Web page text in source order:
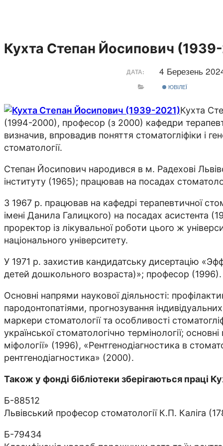
Кухта Степан Йосипович
ДАТА: 4 Березень
ЮВІЛЕЇ
Кухта
(1994-2000), професор (з 2000) кафедри
визначив, впровадив поняття стоматогліфіки і
стоматології.
Степан Йосипович народився в м. Радехові
інституту (1965); працював на посадах
З 1967 р. працював на кафедрі терапевтичної
імені Данила Галицкого) на посадах асистента
проректор із лікувальної роботи цього ж
національного університету.
У 1971 р. захистив кандидатську дисертацію
детей дошкольного возраста)»; професор (1996).
Основні напрями наукової діяльності:
пародонтопатіями, прогнозування
маркери стоматології та особливості
української стоматологічно термінології;
міфології» (1996), «Рентгенодіагностика в
рентгенодіагностика» (2000).
Також у фонді бібліотеки зберігаються праці
Б-88512
Львівський професор стоматології К.П. Каліга
Б-79434